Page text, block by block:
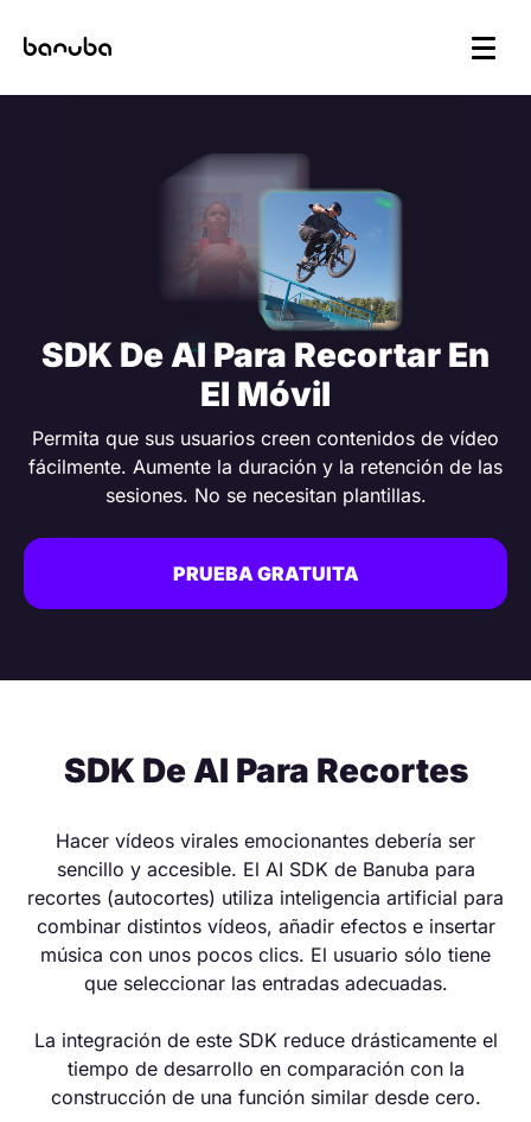
SDK De AI Para Recortar En
El Móvil
Permita que sus usuarios creen contenidos de vídeo
fácilmente. Aumente la duración y la retención de las
sesiones. No se necesitan plantillas.
PRUEBA GRATUITA
SDK De AI Para Recortes
Hacer vídeos virales emocionantes debería ser
sencillo y accesible. El AI SDK de Banuba para
recortes (autocortes) utiliza inteligencia artificial para
combinar distintos vídeos, añadir efectos e insertar
música con unos pocos clics. El usuario sólo tiene
que seleccionar las entradas adecuadas.
La integración de este SDK reduce drásticamente el
tiempo de desarrollo en comparación con la
construcción de una función similar desde cero.